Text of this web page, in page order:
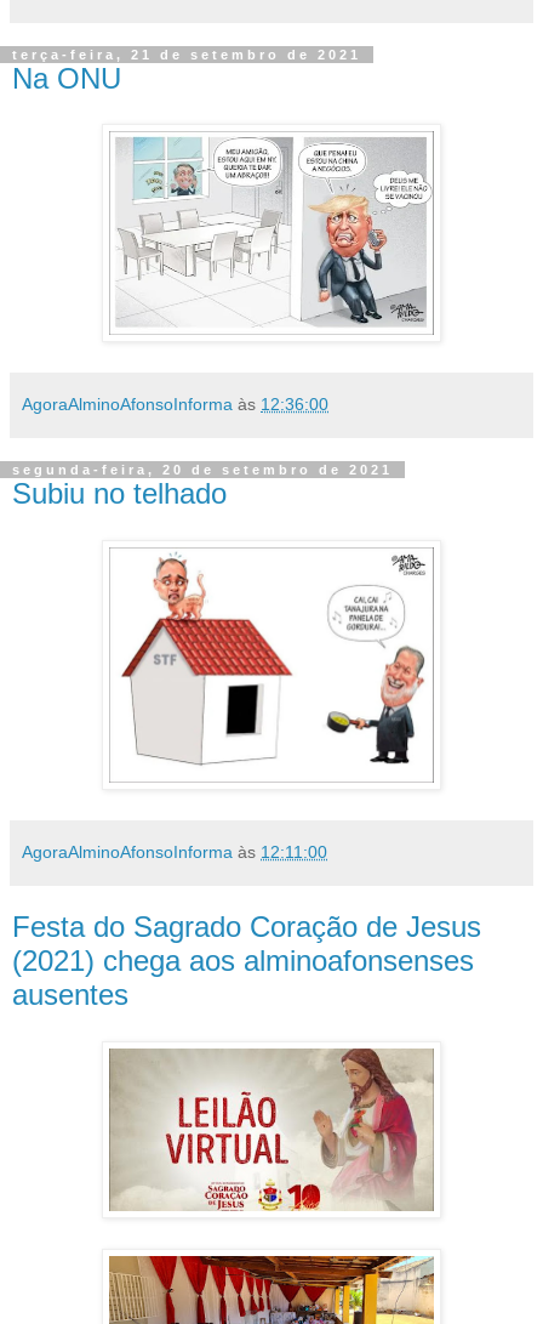
terça-feira, 21 de setembro de 2021
Na ONU
AgoraAlminoAfonsoInforma às 12:36:00
segunda-feira, 20 de setembro de 2021
Subiu no telhado
AgoraAlminoAfonsoInforma às 12:11:00
Festa do Sagrado Coração de Jesus
(2021) chega aos alminoafonsenses
ausentes